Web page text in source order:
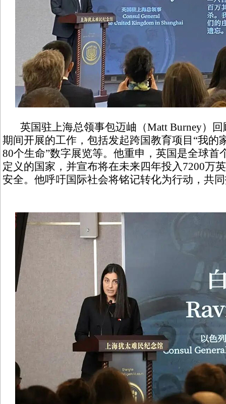
英国驻上海总领事包迈岫（Matt Burney）回
期间开展的工作，包括发起跨国教育项目“我
80个生命”数字展览等。他重申，英国是全球首
定义的国家，并宣布将在未来四年投入7200万
安全。他呼吁国际社会将铭记转化为行动，共